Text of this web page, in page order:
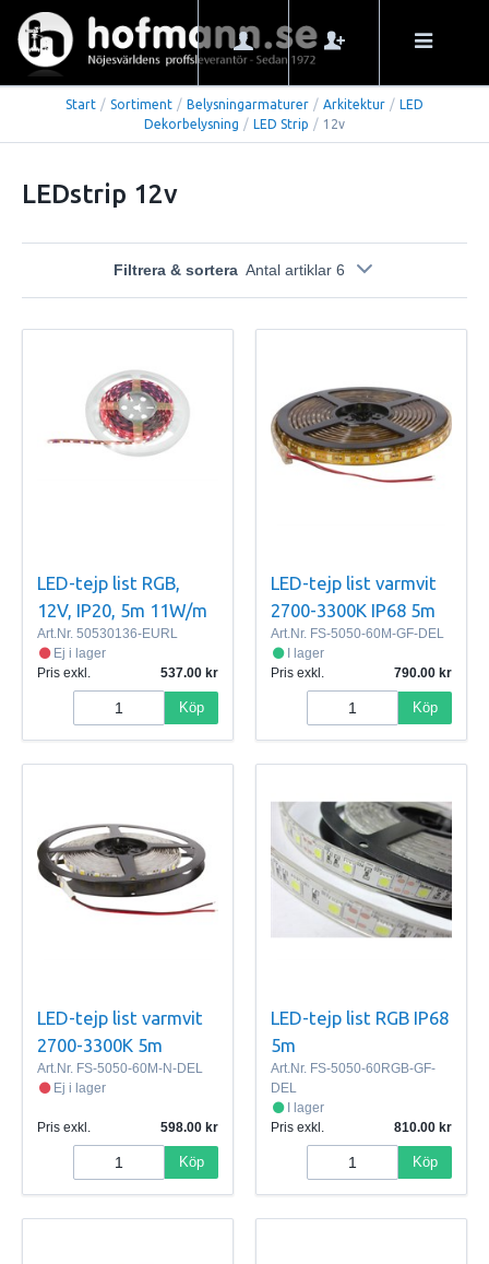
Start / Sortiment / Belysningarmaturer / Arkitektur / LED
Dekorbelysning / LED Strip / 12v
LEDstrip 12v
Filtrera & sortera Antal artiklar 6
LED-tejp list RGB,
12V, IP20, 5m 11W/m
Art.Nr. 50530136-EURL
Ej i lager
Pris exkl.
537.00
Köp
LED-tejp list varmvit
2700-3300K IP68 5m
Art.Nr. FS-5050-60M-GF-DEL
I lager
Pris exkl.
790.00
Köp
LED-tejp list varmvit
2700-3300K 5m
Art.Nr. FS-5050-60M-N-DEL
Ej i lager
Pris exkl. 598.00
Köp
LED-tejp list RGB IP68
5m
Art.Nr. FS-5050-60RGB-GF-
DEL
I lager
Pris exkl.
810.00
Köp